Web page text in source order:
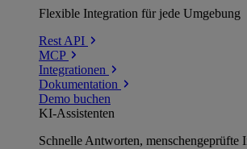
Flexible Integration für jede Umgebung
Rest API
MCP
Integrationen
Dokumentation
Demo buchen
KI-Assistenten
Schnelle Antworten, menschengeprüfte